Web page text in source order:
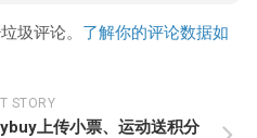
圾评论。 了解你的评论数据如
STORY
上传小票、运动送积分